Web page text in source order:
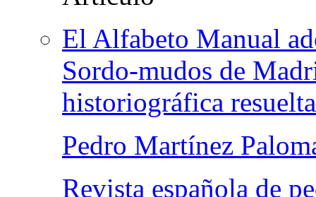
El Alfabeto Manual
Sordo-mudos de
historiográfica resuelta
Pedro Martínez
Revista española de